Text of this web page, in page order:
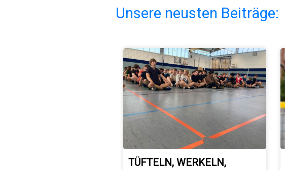
Unsere neusten Beiträge:
TÜFTELN, WERKELN,